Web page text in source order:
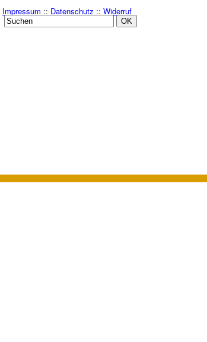
Impressum :: Datenschutz :: Widerruf